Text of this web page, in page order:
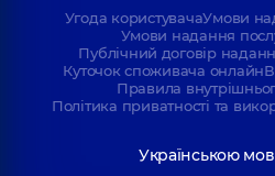
Угода користувачаУмови
Умови надання
Публічний договір
Куточок споживача онлайн
Правила
Політика приватності та
Українською